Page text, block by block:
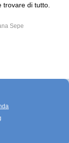
trovare di tutto.
Sepe